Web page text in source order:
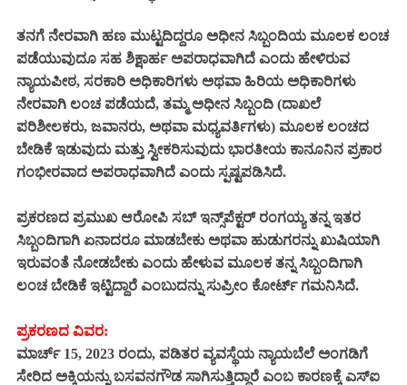
ತನಗೆ ನೇರವಾಗಿ ಹಣ ಮುಟ್ಟದಿದ್ದರೂ ಅಧೀನ ಸಿಬ್ಬಂದಿಯ ಮೂಲಕ ಲಂಚ
ಪಡೆಯುವುದೂ ಸಹ ಶಿಕ್ಷಾರ್ಹ ಅಪರಾಧವಾಗಿದೆ ಎಂದು ಹೇಳಿರುವ
ನ್ಯಾಯಪೀಠ, ಸರಕಾರಿ ಅಧಿಕಾರಿಗಳು ಅಥವಾ ಹಿರಿಯ ಅಧಿಕಾರಿಗಳು
ನೇರವಾಗಿ ಲಂಚ ಪಡೆಯದೆ, ತಮ್ಮ ಅಧೀನ ಸಿಬ್ಬಂದಿ (ದಾಖಲೆ
ಪರಿಶೀಲಕರು, ಜವಾನರು, ಅಥವಾ ಮಧ್ಯವರ್ತಿಗಳು) ಮೂಲಕ ಲಂಚದ
ಬೇಡಿಕೆ ಇಡುವುದು ಮತ್ತು ಸ್ವೀಕರಿಸುವುದು ಭಾರತೀಯ ಕಾನೂನಿನ ಪ್ರಕಾರ
ಗಂಭೀರವಾದ ಅಪರಾಧವಾಗಿದೆ ಎಂದು ಸ್ಪಷ್ಟಪಡಿಸಿದೆ.
ಪ್ರಕರಣದ ಪ್ರಮುಖ ಆರೋಪಿ ಸಬ್‌ ಇನ್ಸ್‌ಪೆಕ್ಟರ್ ರಂಗಯ್ಯ ತನ್ನ ಇತರ
ಸಿಬ್ಬಂದಿಗಾಗಿ ಏನಾದರೂ ಮಾಡಬೇಕು ಅಥವಾ ಹುಡುಗರನ್ನು ಖುಷಿಯಾಗಿ
ಇರುವಂತೆ ನೋಡಬೇಕು ಎಂದು ಹೇಳುವ ಮೂಲಕ ತನ್ನ ಸಿಬ್ಬಂದಿಗಾಗಿ
ಲಂಚ ಬೇಡಿಕೆ ಇಟ್ಟಿದ್ದಾರೆ ಎಂಬುದನ್ನು ಸುಪ್ರೀಂ ಕೋರ್ಟ್ ಗಮನಿಸಿದೆ.
ಪ್ರಕರಣದ ವಿವರ:
ಮಾರ್ಚ್ 15, 2023 ರಂದು, ಪಡಿತರ ವ್ಯವಸ್ಥೆಯ ನ್ಯಾಯಬೆಲೆ ಅಂಗಡಿಗೆ
ಸೇರಿದ ಅಕ್ಕಿಯನ್ನು ಬಸವನಗೌಡ ಸಾಗಿಸುತ್ತಿದ್ದಾರೆ ಎಂಬ ಕಾರಣಕ್ಕೆ ಎಸ್‌ಐ